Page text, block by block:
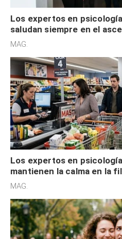
Los expertos en
saludan siempre en el
defensiva y tienen
MAG.
Los expertos en
mantienen la calma en la
cognitiva, gratitud y no
MAG.